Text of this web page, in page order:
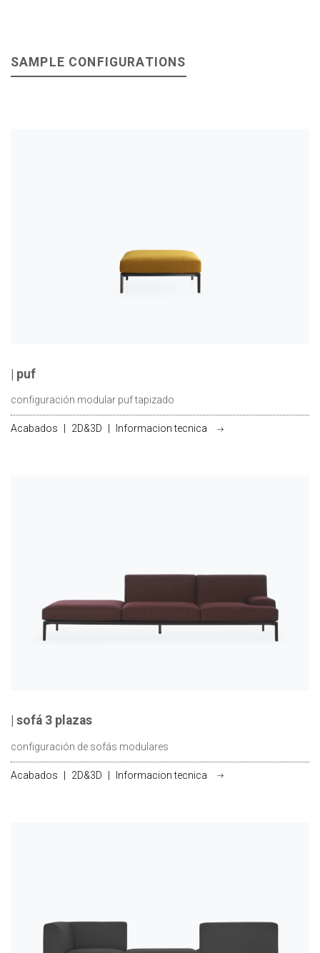
SAMPLE CONFIGURATIONS
| puf
configuración modular puf tapizado
Acabados 2D&3D Informacion tecnica
| sofá 3 plazas
configuración de sofás modulares
Acabados | 2D&3D | Informacion tecnica